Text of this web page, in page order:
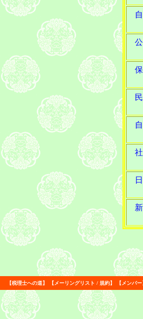
【税理士への道】 【 メーリングリスト / 規約】 【 メンバー